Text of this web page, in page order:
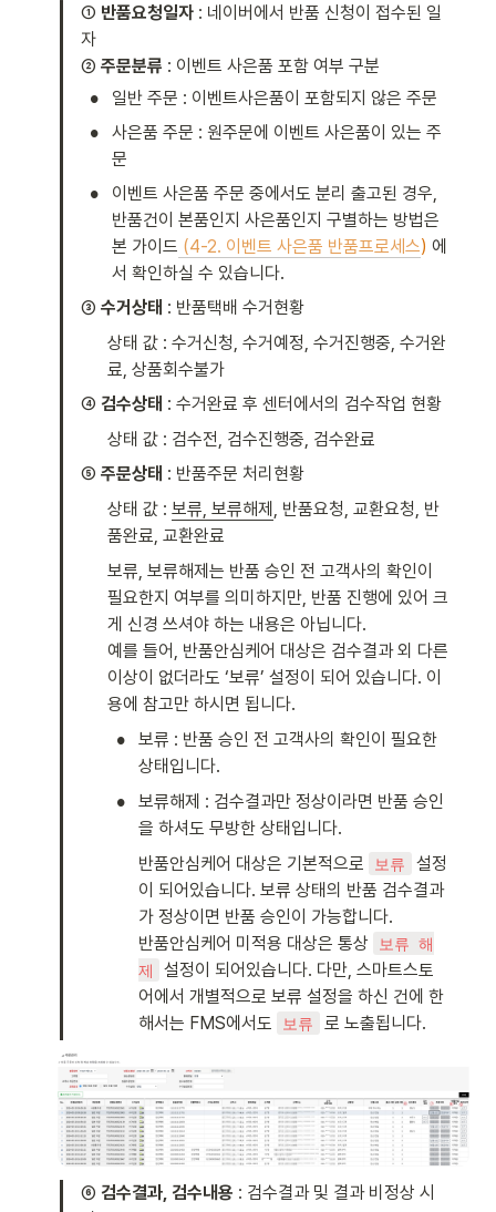
① 반품요청일자 : 네이버에서 반품 신청이 접수된 일
자
② 주문분류 : 이벤트 사은품 포함 여부 구분
• 일반 주문 : 이벤트사은품이 포함되지 않은 주문
•
사은품 주문 : 원주문에 이벤트 사은품이 있는 주
문
•
이벤트 사은품 주문 중에서도 분리 출고된 경우,
반품건이 본품인지 사은품인지 구별하는 방법은
본 가이드 (4-2. 이벤트 사은품 반품프로세스) 에
서 확인하실 수 있습니다.
③ 수거상태 : 반품택배 수거현황
상태 값 : 수거신청, 수거예정, 수거진행중, 수거완
료, 상품회수불가
④ 검수상태 : 수거완료 후 센터에서의 검수작업 현황
상태 값 : 검수전, 검수진행중, 검수완료
⑤ 주문상태 : 반품주문 처리현황
상태 값 : 보류, 보류해제
, 반품요청, 교환요청, 반
품완료, 교환완료
보류, 보류해제는 반품 승인 전 고객사의 확인이
필요한지 여부를 의미하지만, 반품 진행에 있어 크
게 신경 쓰셔야 하는 내용은 아닙니다.
예를 들어, 반품안심케어 대상은 검수결과 외 다른
이상이 없더라도 ‘보류’ 설정이 되어 있습니다. 이
용에 참고만 하시면 됩니다.
•
보류 : 반품 승인 전 고객사의 확인이 필요한
상태입니다.
•
보류해제 : 검수결과만 정상이라면 반품 승인
을 하셔도 무방한 상태입니다.
반품안심케어 대상은 기본적으로
보류
설정
이 되어있습니다. 보류 상태의 반품 검수결과
가 정상이면 반품 승인이 가능합니다.
반품안심케어 미적용 대상은 통상
보류 해
제
설정이 되어있습니다. 다만, 스마트스토
어에서 개별적으로 보류 설정을 하신 건에 한
해서는 FMS에서도
보류 로 노출됩니다.
⑥ 검수결과, 검수내용 : 검수결과 및 결과 비정상 시